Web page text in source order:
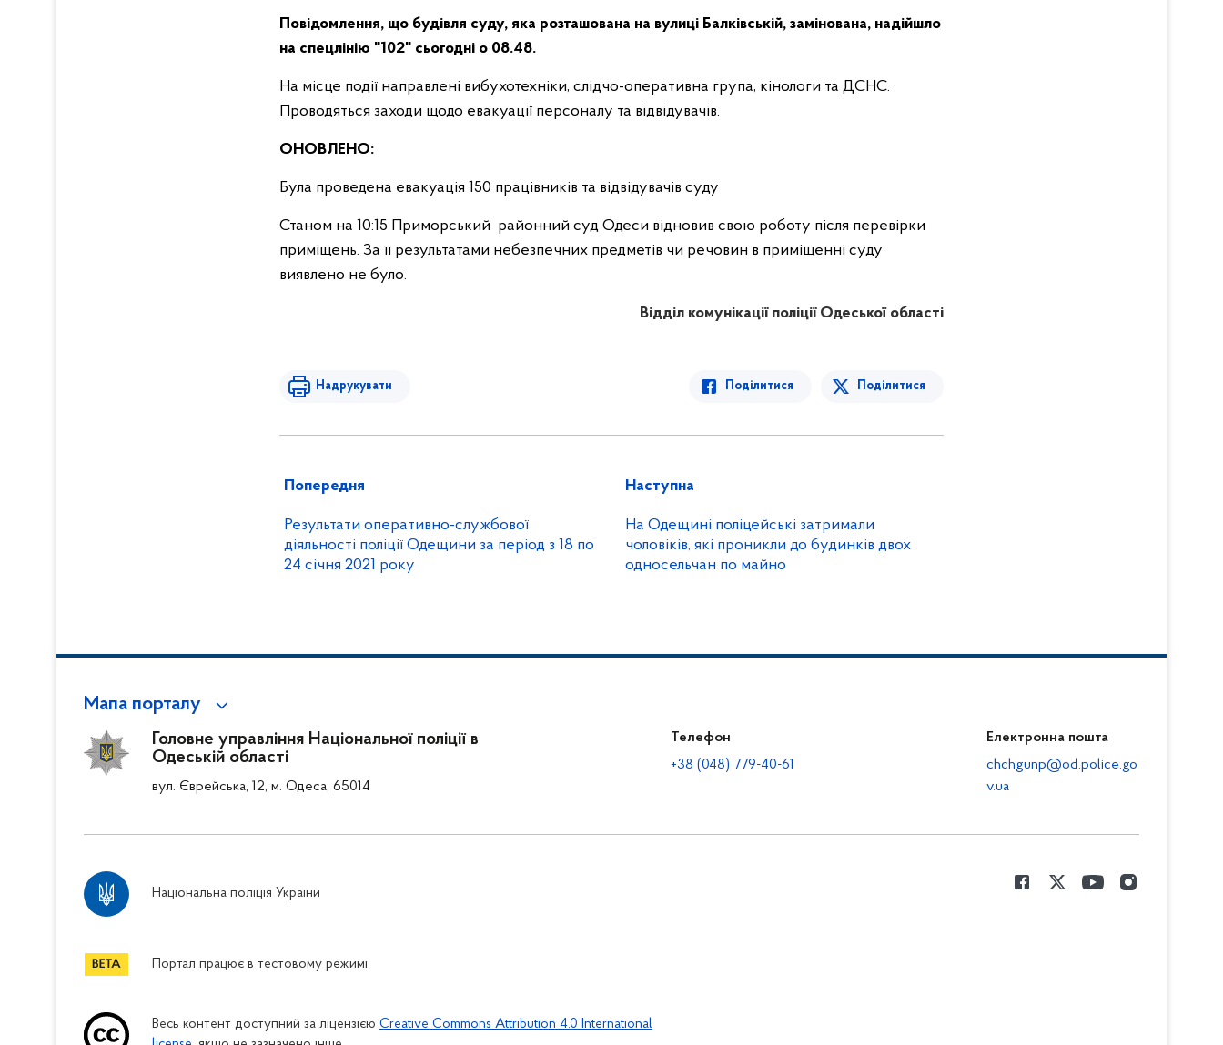
Повідомлення, що будівля суду, яка розташована на вулиці Балківській, замінована, надійшло
на спецлінію "102" сьогодні о 08.48.
На місце події направлені вибухотехніки, слідчо-оперативна група, кінологи та ДСНС.
Проводяться заходи щодо евакуації персоналу та відвідувачів.
ОНОВЛЕНО:
Була проведена евакуація 150 працівників та відвідувачів суду
Станом на 10:15 Приморський районний суд Одеси відновив свою роботу після перевірки
приміщень. За її результатами небезпечних предметів чи речовин в приміщенні суду
виявлено не було.
Відділ комунікації поліції Одеської області
Надрукувати Поділитися Поділитися
Попередня
Результати оперативно-службової
діяльності поліції Одещини за період з 18 по
24 січня 2021 року
Наступна
На Одещині поліцейські затримали
чоловіків, які проникли до будинків двох
односельчан по майно
Мапа порталу
Головне управління Національної поліції в
Одеській області
вул. Єврейська, 12, м. Одеса, 65014
Телефон
+38 (048) 779-40-61
Електронна пошта
chchgunp@od.police.go
v.ua
Національна поліція України
Портал працює в тестовому режимі
Весь контент доступний за ліцензією Creative Commons Attribution 4.0 International